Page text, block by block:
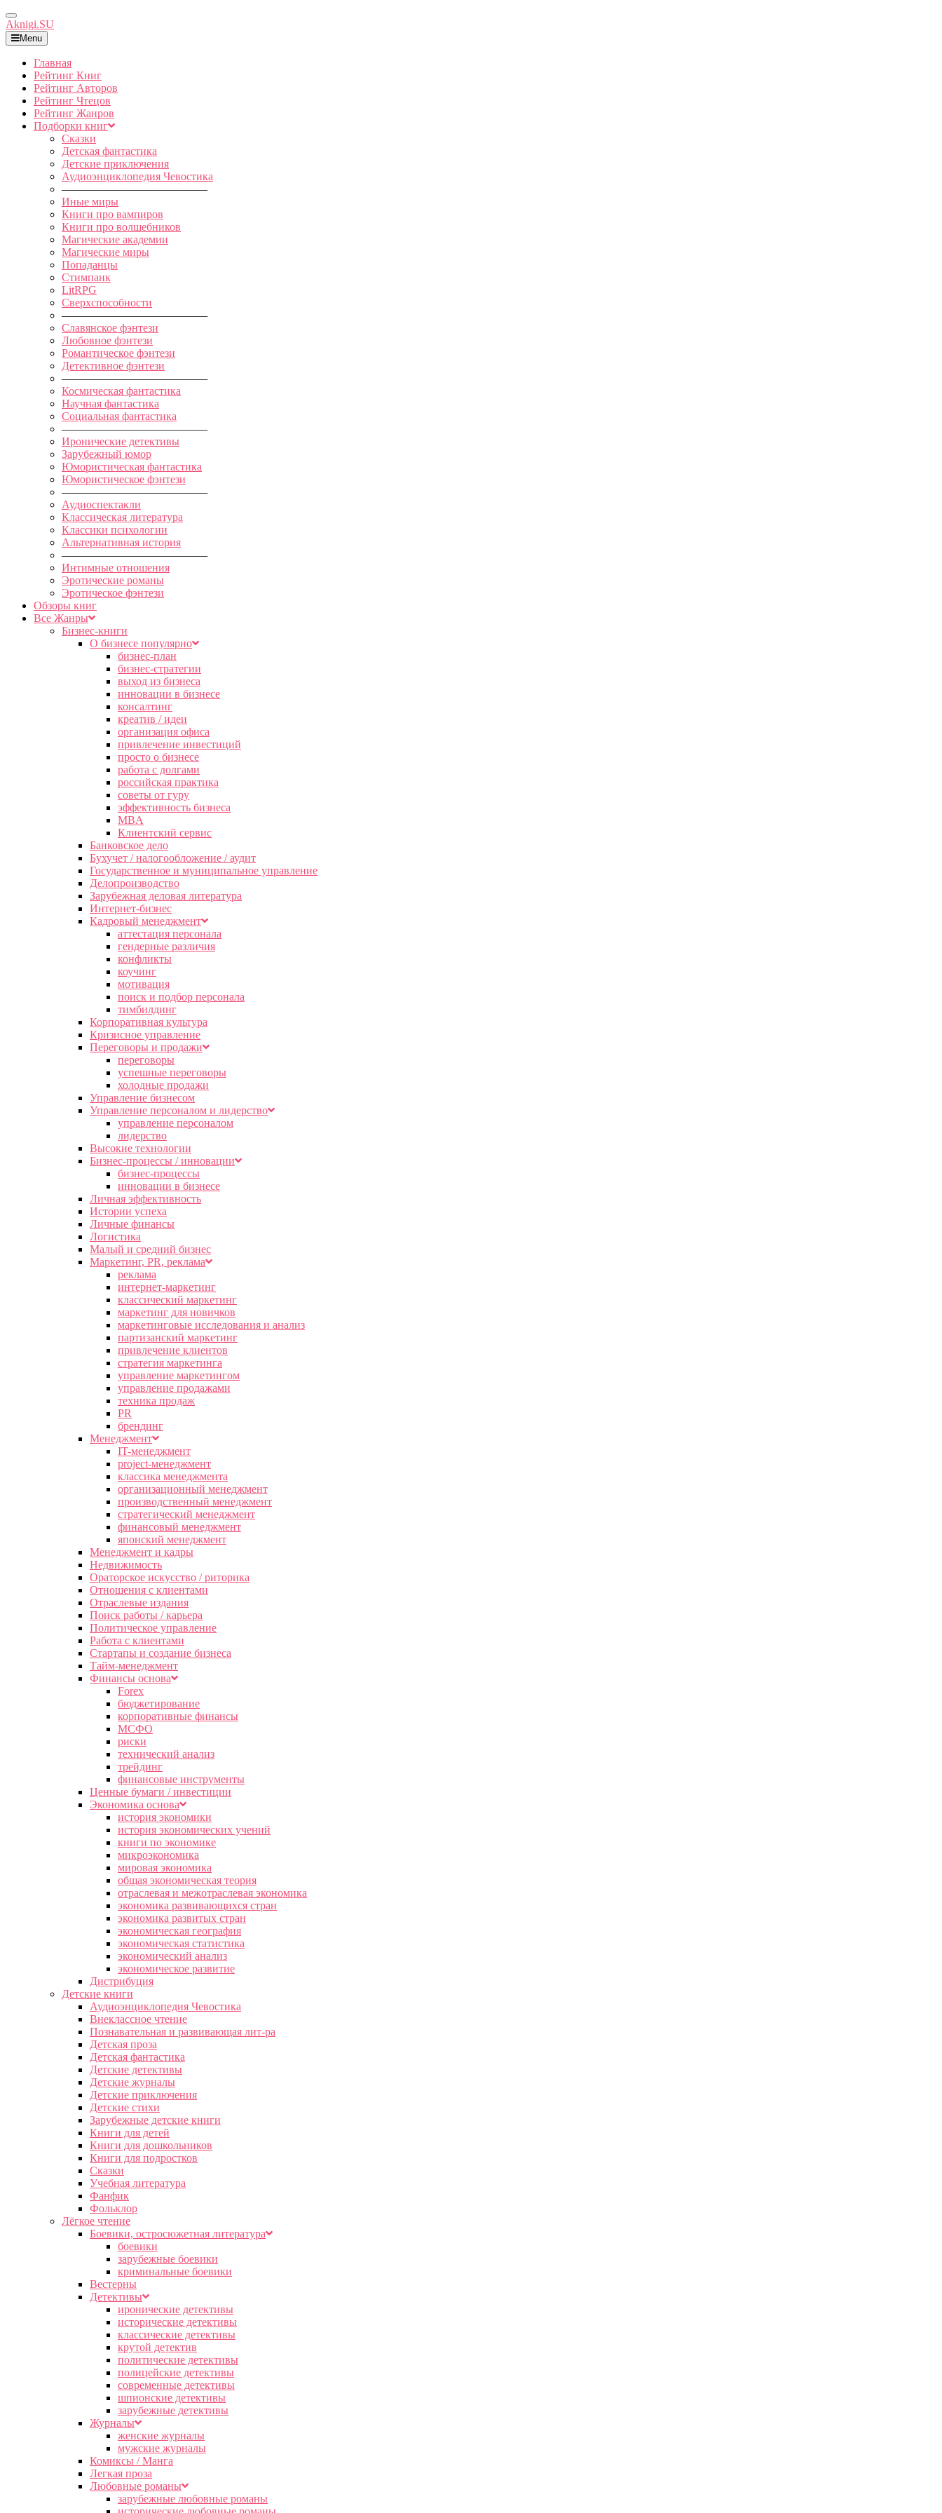
Toggle
Navigation
Aknigi.SU
Menu
Главная
Рейтинг Книг
Рейтинг Авторов
Рейтинг Чтецов
Рейтинг Жанров
Подборки книг
Сказки
Детская фантастика
Детские приключения
Аудиоэнциклопедия Чевостика
—————————————
Иные миры
Книги про вампиров
Книги про волшебников
Магические академии
Магические миры
Попаданцы
Стимпанк
LitRPG
Сверхспособности
—————————————
Славянское фэнтези
Любовное фэнтези
Романтическое фэнтези
Детективное фэнтези
—————————————
Космическая фантастика
Научная фантастика
Социальная фантастика
—————————————
Иронические детективы
Зарубежный юмор
Юмористическая фантастика
Юмористическое фэнтези
—————————————
Аудиоспектакли
Классическая литература
Классики психологии
Альтернативная история
—————————————
Интимные отношения
Эротические романы
Эротическое фэнтези
Обзоры книг
Все Жанры
Бизнес-книги
О бизнесе популярно
бизнес-план
бизнес-стратегии
выход из бизнеса
инновации в бизнесе
консалтинг
креатив / идеи
организация офиса
привлечение инвестиций
просто о бизнесе
работа с долгами
российская практика
советы от гуру
эффективность бизнеса
MBA
Клиентский сервис
Банковское дело
Бухучет / налогообложение / аудит
Государственное и муниципальное управление
Делопроизводство
Зарубежная деловая литература
Интернет-бизнес
Кадровый менеджмент
аттестация персонала
гендерные различия
конфликты
коучинг
мотивация
поиск и подбор персонала
тимбилдинг
Корпоративная культура
Кризисное управление
Переговоры и продажи
переговоры
успешные переговоры
холодные продажи
Управление бизнесом
Управление персоналом и лидерство
управление персоналом
лидерство
Высокие технологии
Бизнес-процессы / инновации
бизнес-процессы
инновации в бизнесе
Личная эффективность
Истории успеха
Личные финансы
Логистика
Малый и средний бизнес
Маркетинг, PR, реклама
реклама
интернет-маркетинг
классический маркетинг
маркетинг для новичков
маркетинговые исследования и анализ
партизанский маркетинг
привлечение клиентов
стратегия маркетинга
управление маркетингом
управление продажами
техника продаж
PR
брендинг
Менеджмент
IT-менеджмент
project-менеджмент
классика менеджмента
организационный менеджмент
производственный менеджмент
стратегический менеджмент
финансовый менеджмент
японский менеджмент
Менеджмент и кадры
Недвижимость
Ораторское искусство / риторика
Отношения с клиентами
Отраслевые издания
Поиск работы / карьера
Политическое управление
Работа с клиентами
Стартапы и создание бизнеса
Тайм-менеджмент
Финансы основа
Forex
бюджетирование
корпоративные финансы
МСФО
риски
технический анализ
трейдинг
финансовые инструменты
Ценные бумаги / инвестиции
Экономика основа
история экономики
история экономических учений
книги по экономике
микроэкономика
мировая экономика
общая экономическая теория
отраслевая и межотраслевая экономика
экономика развивающихся стран
экономика развитых стран
экономическая география
экономическая статистика
экономический анализ
экономическое развитие
Дистрибуция
Детские книги
Аудиоэнциклопедия Чевостика
Внеклассное чтение
Познавательная и развивающая лит-ра
Детская проза
Детская фантастика
Детские детективы
Детские журналы
Детские приключения
Детские стихи
Зарубежные детские книги
Книги для детей
Книги для дошкольников
Книги для подростков
Сказки
Учебная литература
Фанфик
Фольклор
Лёгкое чтение
Боевики, остросюжетная литература
боевики
зарубежные боевики
криминальные боевики
Вестерны
Детективы
иронические детективы
исторические детективы
классические детективы
крутой детектив
политические детективы
полицейские детективы
современные детективы
шпионские детективы
зарубежные детективы
Журналы
женские журналы
мужские журналы
Комиксы / Манга
Легкая проза
Любовные романы
зарубежные любовные романы